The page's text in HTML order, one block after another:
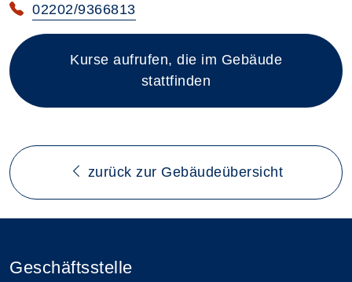
02202/9366813
Kurse aufrufen, die im Gebäude
stattfinden
zurück zur Gebäudeübersicht
Geschäftsstelle